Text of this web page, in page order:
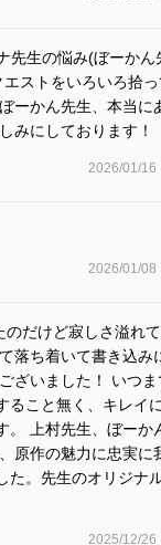
先生の悩み(ぼーかん
ストをいろいろ拾
ーかん先生、本当に
みにしております！
2026/01/16
2026/01/08
だけど寂しさ溢れ
落ち着いて書き込み
ざいました！ いつま
ること無く、キレイ
。 上村先生、ぼーか
原作の魅力に忠実に
た。先生のオリジナ
2025/12/26